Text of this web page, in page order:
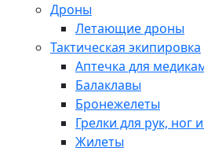
Дроны
Летающие дроны
Тактическая экипировка
Аптечка для
Балаклавы
Бронежелеты
Грелки для рук, ног
Жилеты